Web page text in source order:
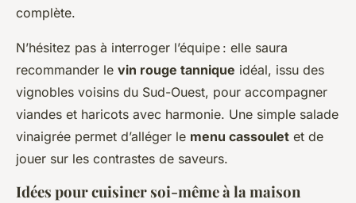
complète.
N’hésitez pas à interroger l’équipe : elle saura
recommander le vin rouge tannique idéal, issu des
vignobles voisins du Sud-Ouest, pour accompagner
viandes et haricots avec harmonie. Une simple salade
vinaigrée permet d’alléger le menu cassoulet et de
jouer sur les contrastes de saveurs.
Idées pour cuisiner soi-même à la maison